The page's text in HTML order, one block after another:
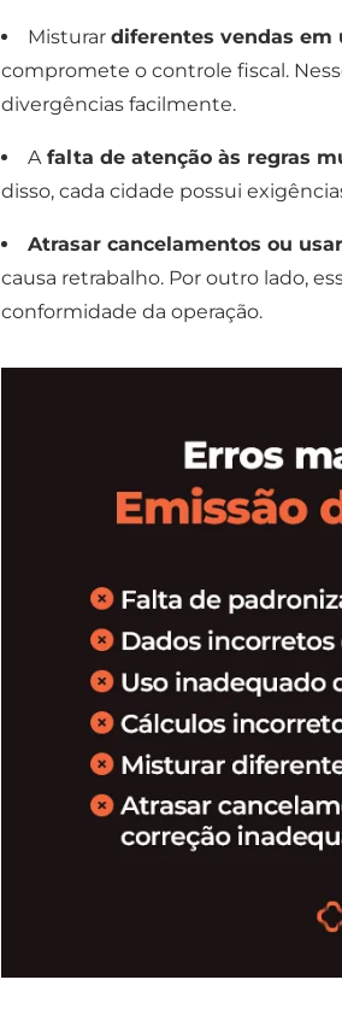
Misturar diferentes vendas em
compromete o controle fiscal.
divergências facilmente.
Afalta de atenção às regras
disso, cada cidade possui
Atrasar cancelamentos ou usar
causa retrabalho. Por outro lado,
conformidade da operação.